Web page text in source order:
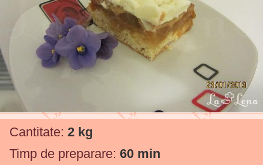
Cantitate: 2 kg
Timp de preparare: 60 min